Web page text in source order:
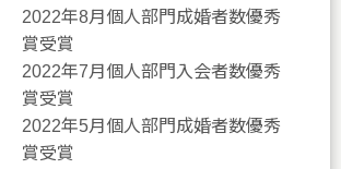
2022年8月個人部門成婚者数優秀
賞受賞
2022年7月個人部門入会者数優秀
賞受賞
2022年5月個人部門成婚者数優秀
賞受賞